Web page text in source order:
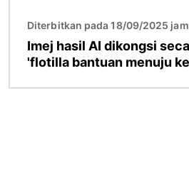
Diterbitkan pada 18/09/2025
Imej hasil AI dikongsi
'flotilla bantuan menuju